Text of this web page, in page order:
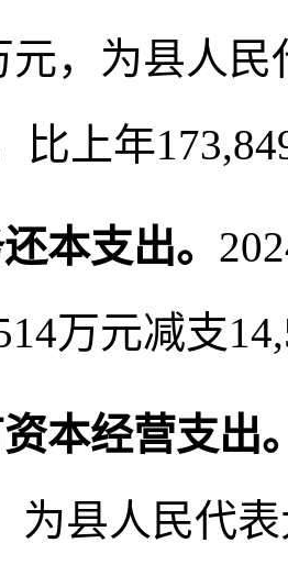
元，为县人
比上年
本支出。
万元减支
本经营支出
为县人民代